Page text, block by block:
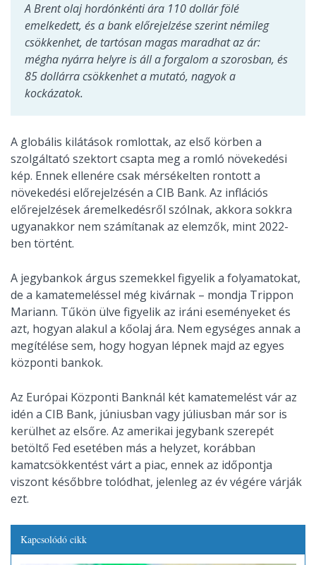
A Brent olaj hordónkénti ára 110 dollár fölé
emelkedett, és a bank előrejelzése szerint némileg
csökkenhet, de tartósan magas maradhat az ár:
mégha nyárra helyre is áll a forgalom a szorosban, és
85 dollárra csökkenhet a mutató, nagyok a
kockázatok.
A globális kilátások romlottak, az első körben a
szolgáltató szektort csapta meg a romló növekedési
kép. Ennek ellenére csak mérsékelten rontott a
növekedési előrejelzésén a CIB Bank. Az inflációs
előrejelzések áremelkedésről szólnak, akkora sokkra
ugyanakkor nem számítanak az elemzők, mint 2022-
ben történt.
A jegybankok árgus szemekkel figyelik a folyamatokat,
de a kamatemeléssel még kivárnak – mondja Trippon
Mariann. Tűkön ülve figyelik az iráni eseményeket és
azt, hogyan alakul a kőolaj ára. Nem egységes annak a
megítélése sem, hogy hogyan lépnek majd az egyes
központi bankok.
Az Európai Központi Banknál két kamatemelést vár az
idén a CIB Bank, júniusban vagy júliusban már sor is
kerülhet az elsőre. Az amerikai jegybank szerepét
betöltő Fed esetében más a helyzet, korábban
kamatcsökkentést várt a piac, ennek az időpontja
viszont későbbre tolódhat, jelenleg az év végére várják
ezt.
Kapcsolódó cikk